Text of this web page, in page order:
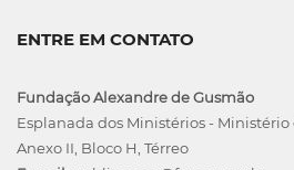
ENTRE EM CONTATO
Fundação Alexandre de Gusmão
Esplanada dos Ministérios - Ministério
Anexo II, Bloco H, Térreo